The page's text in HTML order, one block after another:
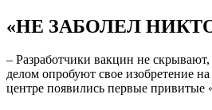
«НЕ ЗАБОЛЕЛ
– Разработчики вакцин не
делом опробуют свое изобретение
центре появились первые привитые